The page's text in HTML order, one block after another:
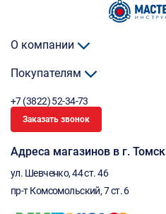
О компании
Покупателям
+7 (3822) 52-34-73
Заказать звонок
Адреса магазинов в г. Томск
ул. Шевченко, 44 ст. 46
пр-т Комсомольский, 7 ст. 6